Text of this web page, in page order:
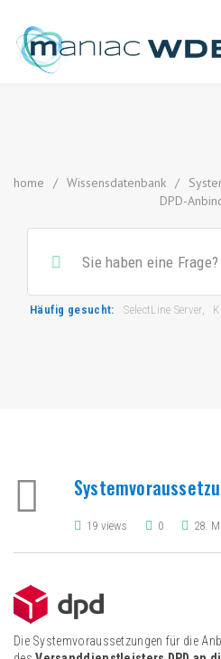
home / Wissensdatenbank /
DPD-
Häufig gesucht: SelectLine Server,
19 views 0 28.
Die Systemvoraussetzungen für die